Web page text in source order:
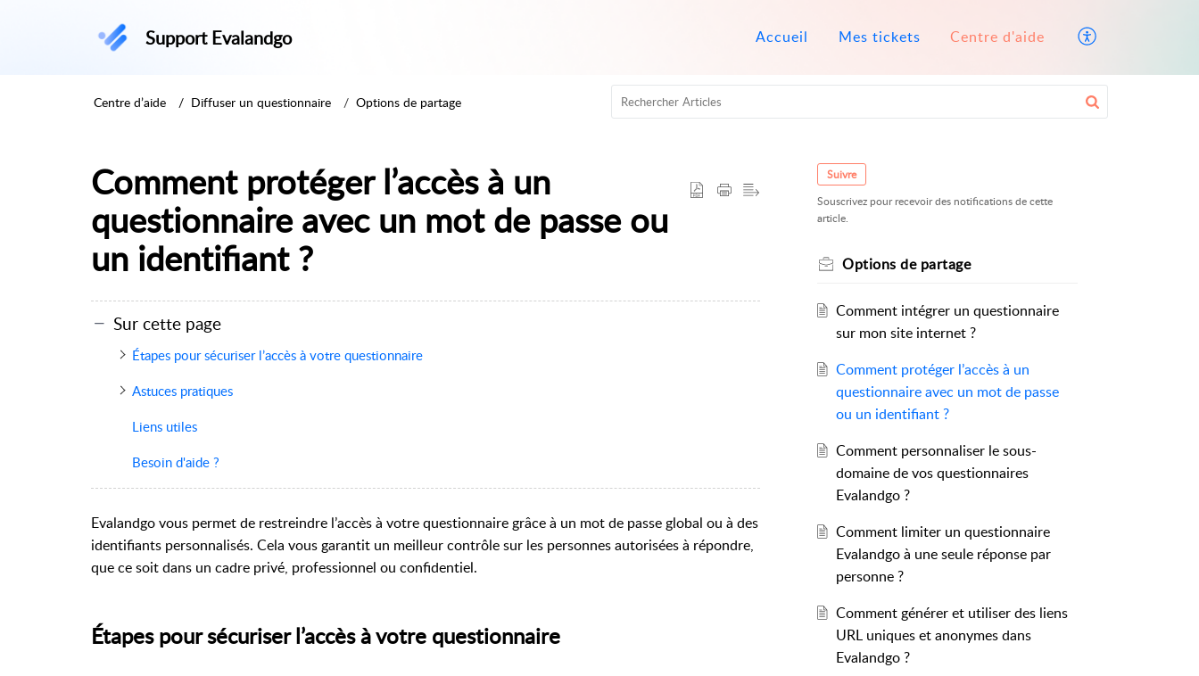
Support Evalandgo Accueil Mes tickets Centre d'aide
Centre d’aide Diffuser un questionnaire Options de partage
Comment protéger l’accès à un
questionnaire avec un mot de passe ou
un identifiant ?
Sur cette page
Étapes pour sécuriser l’accès à votre questionnaire
Astuces pratiques
Liens utiles
Besoin d'aide ?
Evalandgo vous permet de restreindre l’accès à votre questionnaire grâce à un mot de passe global ou à des
identifiants personnalisés. Cela vous garantit un meilleur contrôle sur les personnes autorisées à répondre,
que ce soit dans un cadre privé, professionnel ou confidentiel.
Étapes pour sécuriser l’accès à votre questionnaire
Suivre
Souscrivez pour recevoir des notifications de cette
article.
Options de partage
Comment intégrer un questionnaire
sur mon site internet ?
Comment protéger l’accès à un
questionnaire avec un mot de passe
ou un identifiant ?
Comment personnaliser le sous-
domaine de vos questionnaires
Evalandgo ?
Comment limiter un questionnaire
Evalandgo à une seule réponse par
personne ?
Comment générer et utiliser des liens
URL uniques et anonymes dans
Evalandgo ?